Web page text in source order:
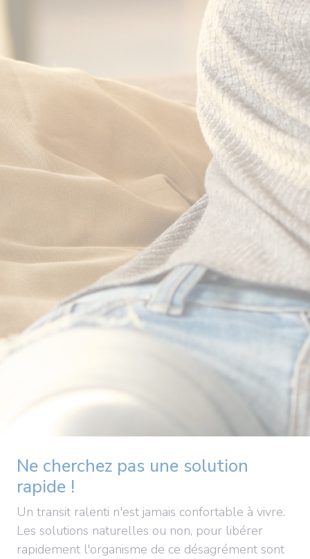
Ne cherchez pas une solution
rapide !
Un transit ralenti n'est jamais confortable à vivre.
Les solutions naturelles ou non, pour libérer
rapidement l'organisme de ce désagrément sont